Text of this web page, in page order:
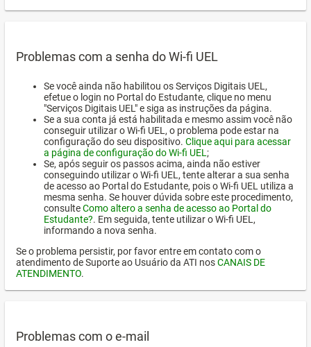
Problemas com a senha do Wi-fi UEL
Se você ainda não habilitou os Serviços Digitais UEL,
efetue o login no Portal do Estudante, clique no menu
"Serviços Digitais UEL" e siga as instruções da página.
Se a sua conta já está habilitada e mesmo assim você não
conseguir utilizar o Wi-fi UEL, o problema pode estar na
configuração do seu dispositivo. Clique aqui para acessar
a página de configuração do Wi-fi UEL ;
Se, após seguir os passos acima, ainda não estiver
conseguindo utilizar o Wi-fi UEL, tente alterar a sua senha
de acesso ao Portal do Estudante, pois o Wi-fi UEL utiliza a
mesma senha. Se houver dúvida sobre este procedimento,
consulteComo altero a senha de acesso ao Portal do
Estudante?. Em seguida, tente utilizar o Wi-fi UEL,
informando a nova senha.
Se o problema persistir, por favor entre em contato com o
atendimento de Suporte ao Usuário da ATI nosCANAIS DE
ATENDIMENTO.
Problemas com o e-mail